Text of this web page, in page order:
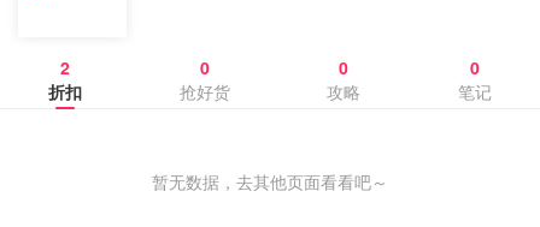
2
折扣
0
抢好货
0
攻略
0
笔记
暂无数据，去其他页面看看吧～